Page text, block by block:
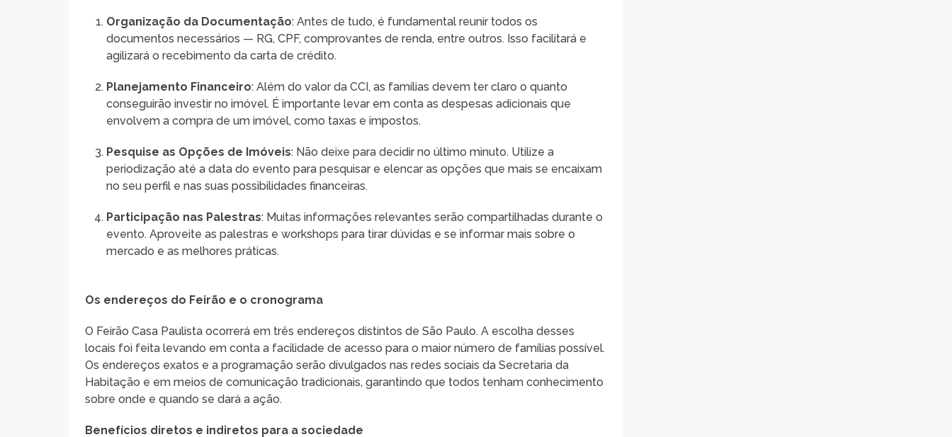
Organização da Documentação: Antes de tudo, é fundamental reunir todos os
documentos necessários — RG, CPF, comprovantes de renda, entre outros. Isso facilitará e
agilizará o recebimento da carta de crédito.
Planejamento Financeiro: Além do valor da CCI, as famílias devem ter claro o quanto
conseguirão investir no imóvel. É importante levar em conta as despesas adicionais que
envolvem a compra de um imóvel, como taxas e impostos.
Pesquise as Opções de Imóveis: Não deixe para decidir no último minuto. Utilize a
periodização até a data do evento para pesquisar e elencar as opções que mais se encaixam
no seu perfil e nas suas possibilidades financeiras.
Participação nas Palestras: Muitas informações relevantes serão compartilhadas durante o
evento. Aproveite as palestras e workshops para tirar dúvidas e se informar mais sobre o
mercado e as melhores práticas.
Os endereços do Feirão e o cronograma
O Feirão Casa Paulista ocorrerá em três endereços distintos de São Paulo. A escolha desses
locais foi feita levando em conta a facilidade de acesso para o maior número de famílias possível.
Os endereços exatos e a programação serão divulgados nas redes sociais da Secretaria da
Habitação e em meios de comunicação tradicionais, garantindo que todos tenham conhecimento
sobre onde e quando se dará a ação.
Benefícios diretos e indiretos para a sociedade